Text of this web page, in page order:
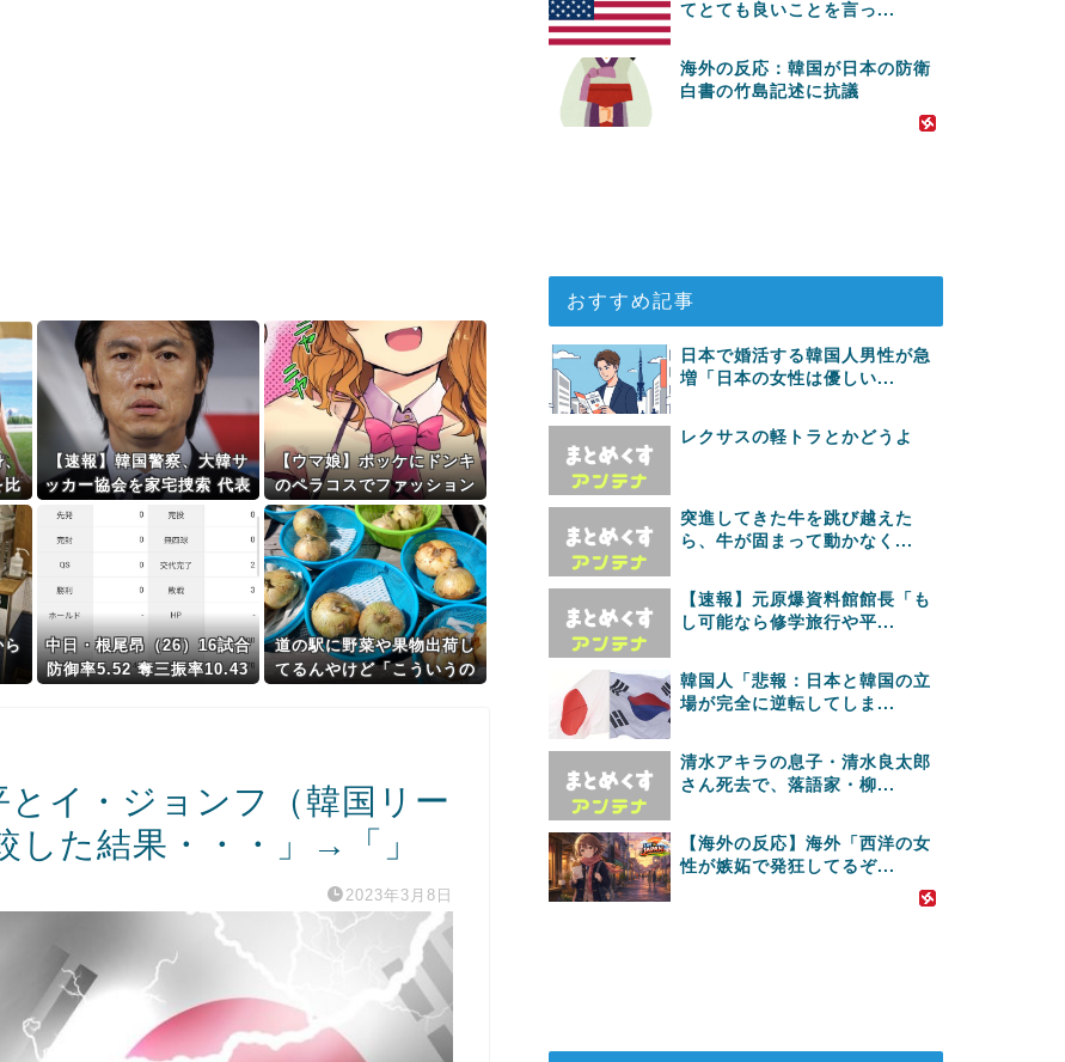
、
比
【速報】韓国警察、大韓サ
ッカー協会を家宅捜索 代表
監督選考巡り ・・・
【ウマ娘】ポッケにドンキ
のペラコスでファッション
ショーしてほしい…
中日・根尾昂（26）16試合
防御率5.52 奪三振率10.43
道の駅に野菜や果物出荷し
てるんやけど「こういうの
イ・ジョンフ（韓国リー
した結果・・・」→「」
2023年3月8日
てとても良いことを言っ...
海外の反応：韓国が日本の防衛
白書の竹島記述に抗議
おすすめ記事
日本で婚活する韓国人男性が急
増「日本の女性は優しい...
レクサスの軽トラとかどうよ
突進してきた牛を跳び越えた
ら、牛が固まって動かなく...
【速報】元原爆資料館館長「も
し可能なら修学旅行や平...
韓国人「悲報：日本と韓国の立
場が完全に逆転してしま...
清水アキラの息子・清水良太郎
さん死去で、落語家・柳...
【海外の反応】海外「西洋の女
性が嫉妬で発狂してるぞ...